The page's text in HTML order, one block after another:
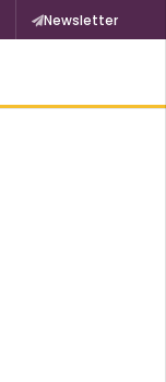
Newsletter